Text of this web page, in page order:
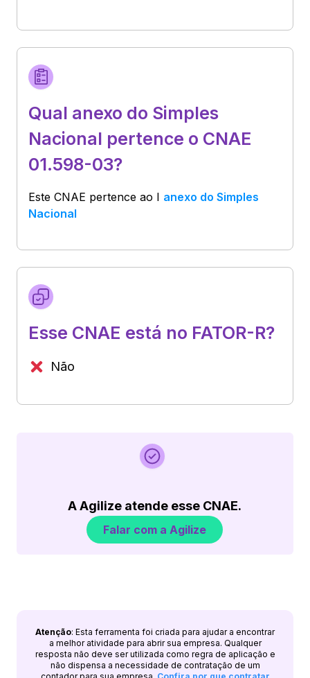
Qual anexo do Simples
Nacional pertence o CNAE
01.598-03?
Este CNAE pertence ao I anexo do Simples
Nacional
Esse CNAE está no FATOR-R?
Não
A Agilize atende esse CNAE.
Falar com a Agilize
Atenção: Esta ferramenta foi criada para ajudar a encontrar
a melhor atividade para abrir sua empresa. Qualquer
resposta não deve ser utilizada como regra de aplicação e
não dispensa a necessidade de contratação de um